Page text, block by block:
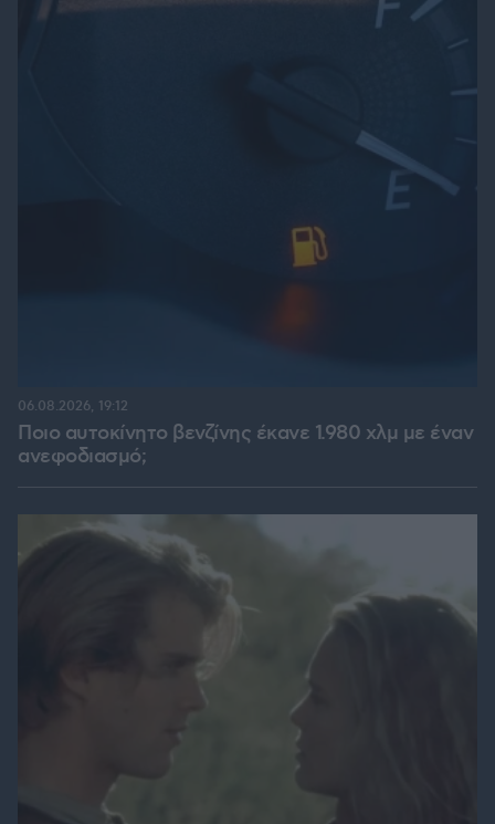
Ποιο αυτοκίνητο βενζίνης έκανε 1.980 χλμ με έναν
ανεφοδιασμό;
06.08.2026, 19:12